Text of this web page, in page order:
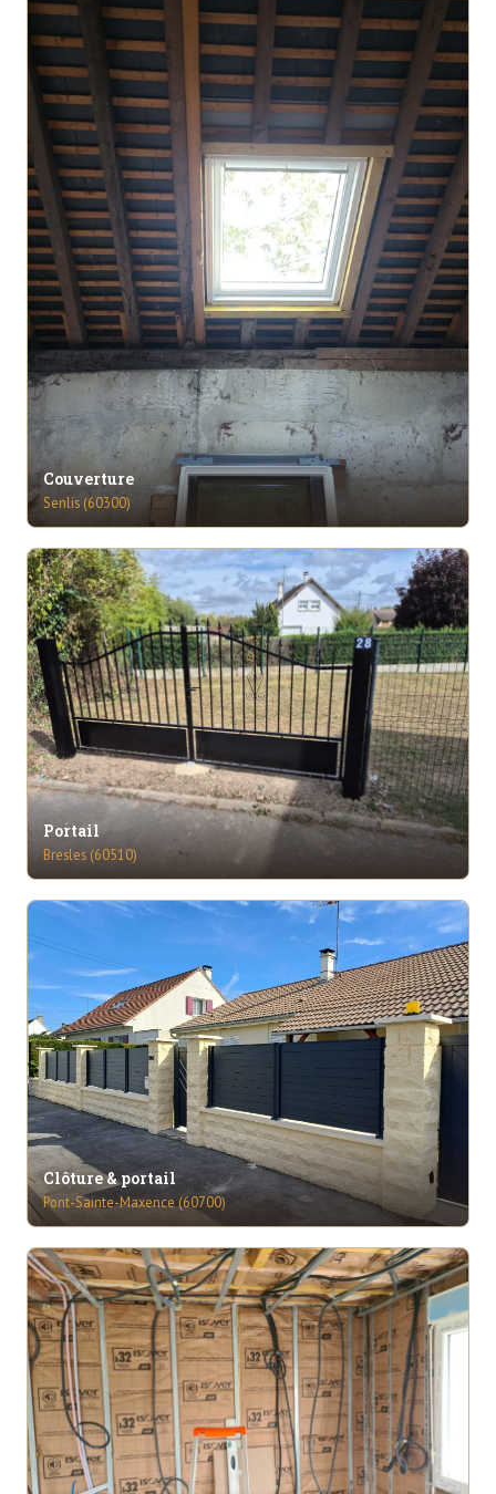
Couverture
Senlis (60300)
Portail
Bresles (60510)
Clôture & portail
Pont-Sainte-Maxence (60700)